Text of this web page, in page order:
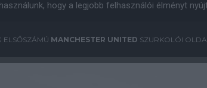
hogy a legjobb felhasználói élményt
ELSŐSZÁMÚ MANCHESTER UNITED SZURKOLÓI